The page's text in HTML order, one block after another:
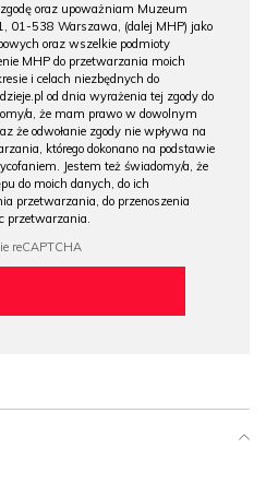
oraz upoważniam Muzeum
01-538 Warszawa, (dalej MHP) jako
oraz wszelkie podmioty
MHP do przetwarzania moich
i celach niezbędnych do
od dnia wyrażenia tej zgody do
a, że mam prawo w dowolnym
że odwołanie zgody nie wpływa na
którego dokonano na podstawie
Jestem też świadomy/a, że
do moich danych, do ich
przetwarzania, do przenoszenia
przetwarzania.